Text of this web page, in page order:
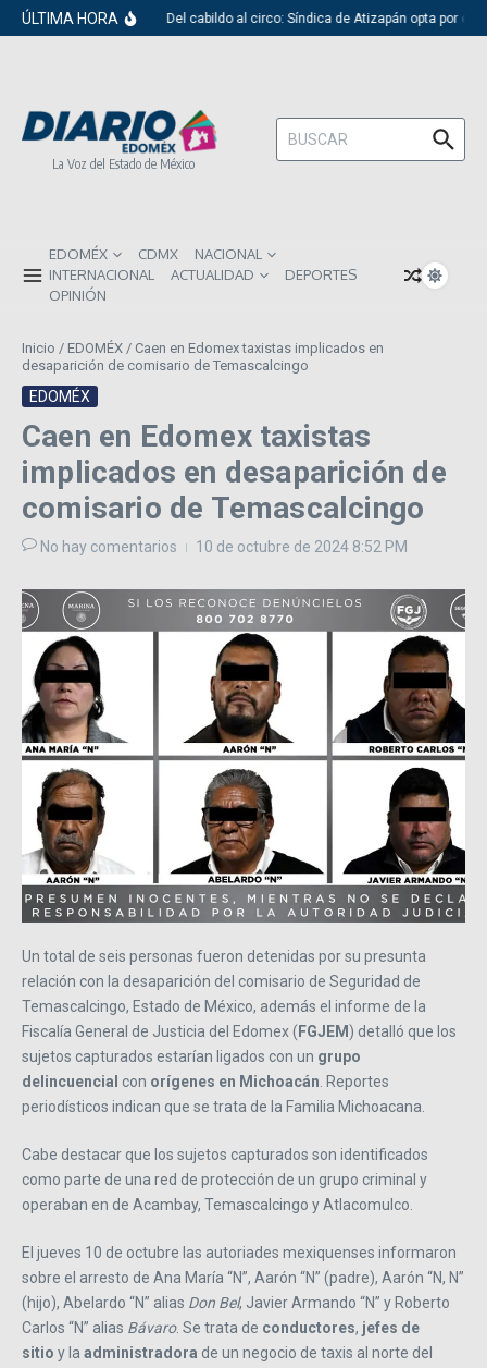
Saltar al contenido
ÚLTIMA HORA Del cabildo al circo: Síndica de Atizapán opta por el
La Voz del Estado de México
Buscar:
EDOMÉX CDMX
NACIONAL
INTERNACIONAL
ACTUALIDAD
DEPORTES
OPINIÓN
Inicio / EDOMÉX / Caen en Edomex taxistas implicados en
desaparición de comisario de Temascalcingo
EDOMÉX
Caen en Edomex taxistas
implicados en desaparición de
comisario de Temascalcingo
No hay comentarios 10 de octubre de 2024 8:52 PM
Un total de seis personas fueron detenidas por su presunta
relación con la desaparición del comisario de Seguridad de
Temascalcingo, Estado de México, además el informe de la
Fiscalía General de Justicia del Edomex ( FGJEM ) detalló que los
sujetos capturados estarían ligados con un grupo
delincuencial con orígenes en Michoacán. Reportes
periodísticos indican que se trata de la Familia Michoacana.
Cabe destacar que los sujetos capturados son identificados
como parte de una red de protección de un grupo criminal y
operaban en de Acambay, Temascalcingo y Atlacomulco.
El jueves 10 de octubre las autoriades mexiquenses informaron
sobre el arresto de Ana María “N”, Aarón “N” (padre), Aarón “N, N”
(hijo), Abelardo “N” alias Don Bel, Javier Armando “N” y Roberto
Carlos “N” alias Bávaro. Se trata de conductores, jefes de
sitio y la administradora de un negocio de taxis al norte del